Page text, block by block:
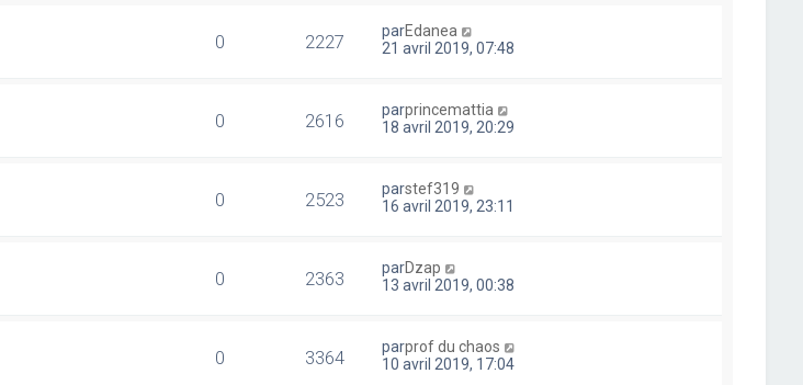
0 2227 parEdanea
21 avril 2019, 07:48
0 2616 parprincemattia
18 avril 2019, 20:29
0 2523 parstef319
16 avril 2019, 23:11
0 2363 parDzap
13 avril 2019, 00:38
0 3364 parprof du chaos
10 avril 2019, 17:04